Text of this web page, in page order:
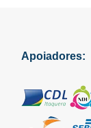
Apoiadores: